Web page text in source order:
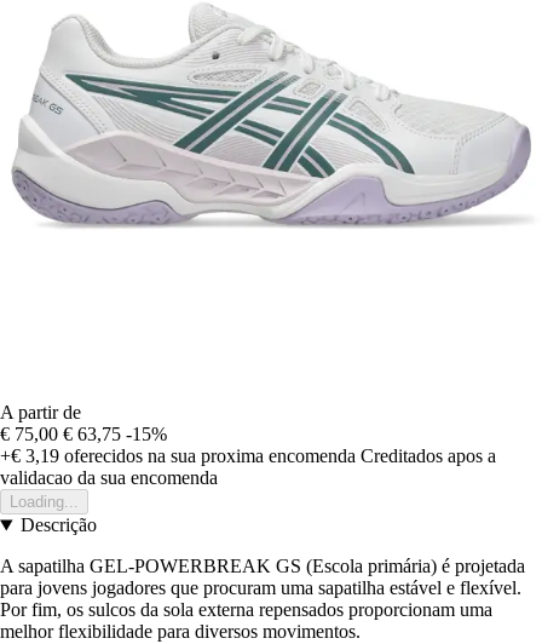
A partir de
€ 75,00 € 63,75 -15%
+€ 3,19 oferecidos na sua proxima encomenda Creditados apos a
validacao da sua encomenda
Loading...
Descrição
A sapatilha GEL-POWERBREAK GS (Escola primária) é projetada
para jovens jogadores que procuram uma sapatilha estável e flexível.
Por fim, os sulcos da sola externa repensados proporcionam uma
melhor flexibilidade para diversos movimentos.